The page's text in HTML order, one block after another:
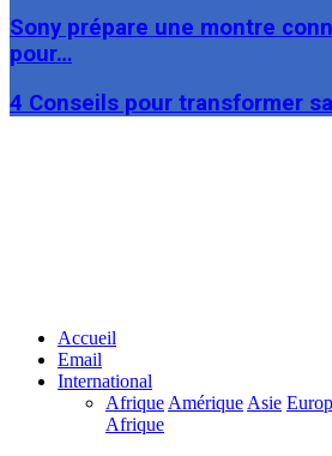
Sony prépare une montre
pour…
4 Conseils pour transformer
Accueil
Email
International
Afrique Amérique Asie
Afrique